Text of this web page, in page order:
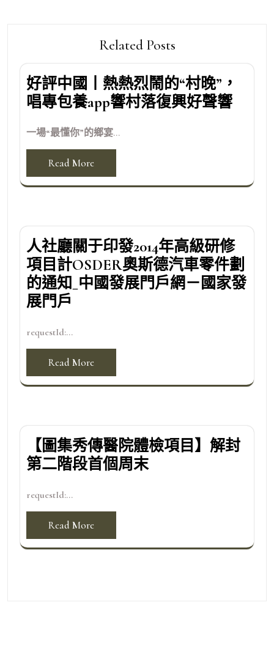
Related Posts
好評中國丨熱熱烈鬧的“村晚”，
唱專包養app響村落復興好聲響
一場“最懂你”的鄉宴...
Read More
人社廳關于印發2014年高級研修
項目計OSDER奧斯德汽車零件劃
的通知_中國發展門戶網－國家發
展門戶
requestId:...
Read More
【圖集秀傳醫院體檢項目】解封
第二階段首個周末
requestId:...
Read More